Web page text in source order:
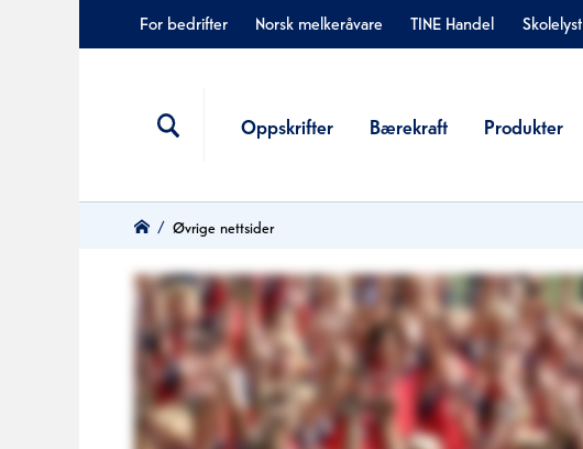
For bedrifter Norsk melkeråvare TINE Handel Skolelyst
Oppskrifter Bærekraft Produkter
Øvrige nettsider